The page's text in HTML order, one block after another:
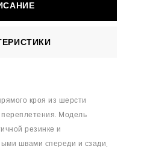
кроя из шерсти
переплетения. Модель
резинке и
швами спереди и сзади,